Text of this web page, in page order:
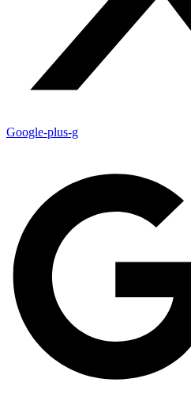
Google-plus-g